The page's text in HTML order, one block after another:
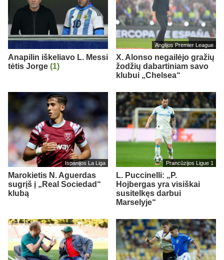
Anapilin iškeliavo L. Messi
tėtis Jorge (1)
Anglijos Premier League
X. Alonso negailėjo gražių
žodžių dabartiniam savo
klubui „Chelsea“
Ispanijos La Liga
Marokietis N. Aguerdas
sugrįš į „Real Sociedad“
klubą
Prancūzijos Ligue 1
L. Puccinelli: „P.
Hojbergas yra visiškai
susitelkęs darbui
Marselyje“